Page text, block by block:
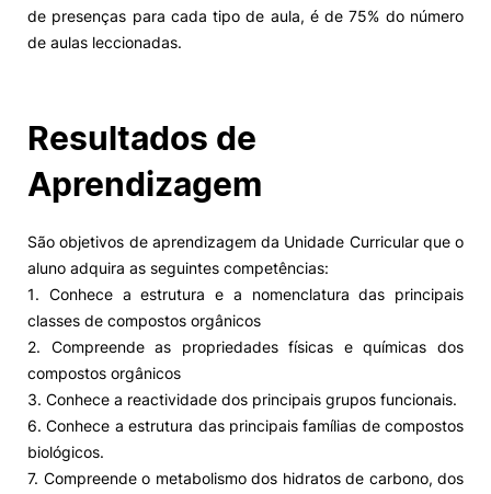
de presenças para cada tipo de aula, é de 75% do número
de aulas leccionadas.
Resultados de
Aprendizagem
São objetivos de aprendizagem da Unidade Curricular que o
aluno adquira as seguintes competências:
1. Conhece a estrutura e a nomenclatura das principais
classes de compostos orgânicos
2. Compreende as propriedades físicas e químicas dos
compostos orgânicos
3. Conhece a reactividade dos principais grupos funcionais.
6. Conhece a estrutura das principais famílias de compostos
biológicos.
7. Compreende o metabolismo dos hidratos de carbono, dos